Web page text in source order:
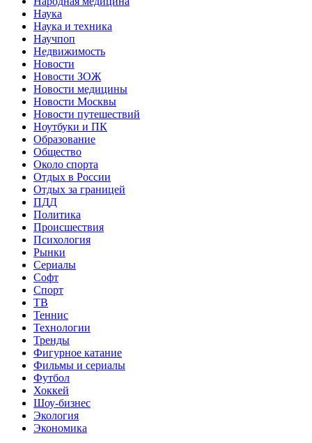
Наука
Наука и техника
Научпоп
Недвижимость
Новости
Новости ЗОЖ
Новости медицины
Новости Москвы
Новости путешествий
Ноутбуки и ПК
Образование
Общество
Около спорта
Отдых в России
Отдых за границей
ПДД
Политика
Происшествия
Психология
Рынки
Сериалы
Софт
Спорт
ТВ
Теннис
Технологии
Тренды
Фигурное катание
Фильмы и сериалы
Футбол
Хоккей
Шоу-бизнес
Экология
Экономика